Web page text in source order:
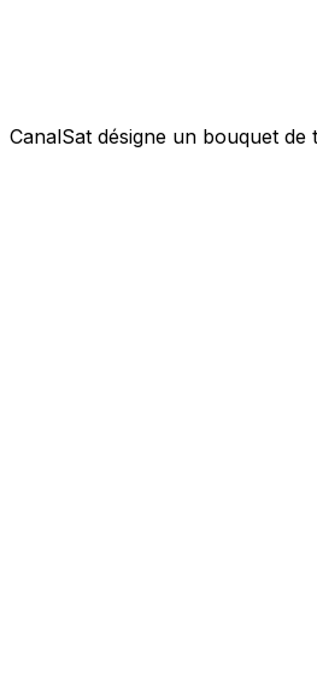
CanalSat désigne un bouquet de